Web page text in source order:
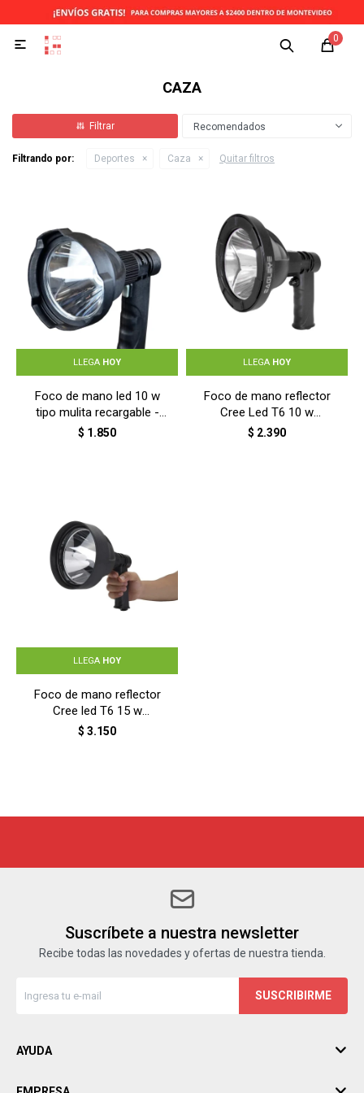
0

CAZA
Recomendados
Filtrando por: Deportes Caza Quitar filtros
LLEGA HOY
Foco de mano led 10 w
tipo mulita recargable -
NEGRO
$ 1.850
LLEGA HOY
Foco de mano reflector
Cree Led T6 10 w
recargable - NEGRO
$ 2.390
LLEGA HOY
Foco de mano reflector
Cree led T6 15 w
recargable - NEGRO
$ 3.150
Suscríbete a nuestra newsletter
Recibe todas las novedades y ofertas de nuestra tienda.
SUSCRIBIRME
AYUDA